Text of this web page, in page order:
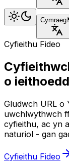
Cymraeg
Cyfieithu Fideo
o
Gludwch URL o
uwchlwythwch
cyfieithu, ac yn
naturiol - gan
Cyfieithu Fideo